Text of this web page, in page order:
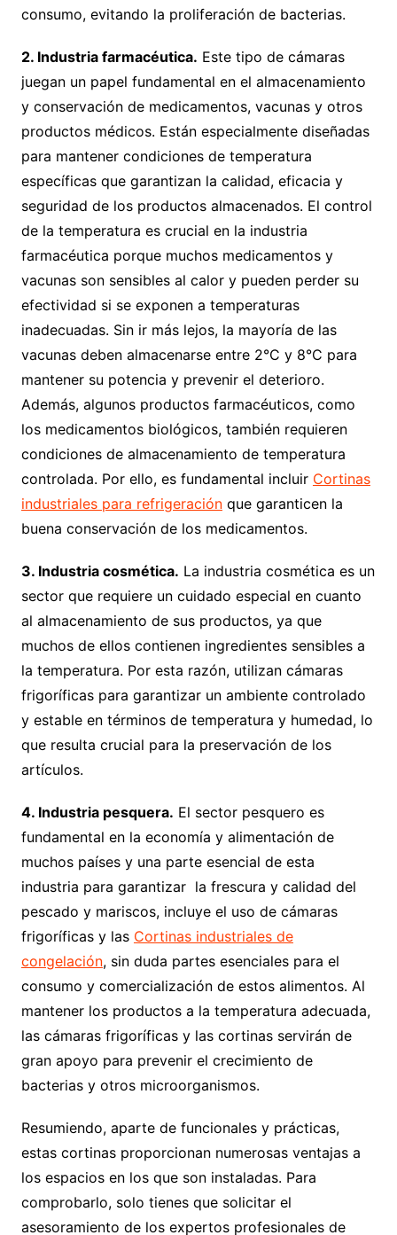
consumo, evitando la proliferación de bacterias.
2. Industria farmacéutica. Este tipo de cámaras
juegan un papel fundamental en el almacenamiento
y conservación de medicamentos, vacunas y otros
productos médicos. Están especialmente diseñadas
para mantener condiciones de temperatura
específicas que garantizan la calidad, eficacia y
seguridad de los productos almacenados. El control
de la temperatura es crucial en la industria
farmacéutica porque muchos medicamentos y
vacunas son sensibles al calor y pueden perder su
efectividad si se exponen a temperaturas
inadecuadas. Sin ir más lejos, la mayoría de las
vacunas deben almacenarse entre 2°C y 8°C para
mantener su potencia y prevenir el deterioro.
Además, algunos productos farmacéuticos, como
los medicamentos biológicos, también requieren
condiciones de almacenamiento de temperatura
controlada. Por ello, es fundamental incluir Cortinas
industriales para refrigeraciónque garanticen la
buena conservación de los medicamentos.
3. Industria cosmética. La industria cosmética es un
sector que requiere un cuidado especial en cuanto
al almacenamiento de sus productos, ya que
muchos de ellos contienen ingredientes sensibles a
la temperatura. Por esta razón, utilizan cámaras
frigoríficas para garantizar un ambiente controlado
y estable en términos de temperatura y humedad, lo
que resulta crucial para la preservación de los
artículos.
4. Industria pesquera. El sector pesquero es
fundamental en la economía y alimentación de
muchos países y una parte esencial de esta
industria para garantizar la frescura y calidad del
pescado y mariscos, incluye el uso de cámaras
frigoríficas y las Cortinas industriales de
congelación, sin duda partes esenciales para el
consumo y comercialización de estos alimentos. Al
mantener los productos a la temperatura adecuada,
las cámaras frigoríficas y las cortinas servirán de
gran apoyo para prevenir el crecimiento de
bacterias y otros microorganismos.
Resumiendo, aparte de funcionales y prácticas,
estas cortinas proporcionan numerosas ventajas a
los espacios en los que son instaladas. Para
comprobarlo, solo tienes que solicitar el
asesoramiento de los expertos profesionales de